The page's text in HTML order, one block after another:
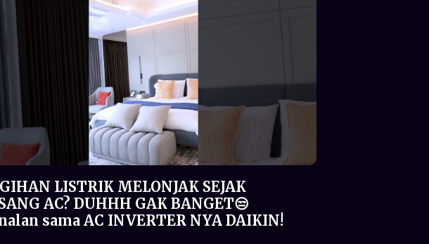
LISTRIK MELONJAK SEJAK
AC? DUHHH GAK BANGET😒
sama AC INVERTER NYA DAIKIN!